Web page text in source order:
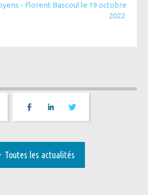
- Florent Bascoul le 19 octobre
2022
Toutes les actualités